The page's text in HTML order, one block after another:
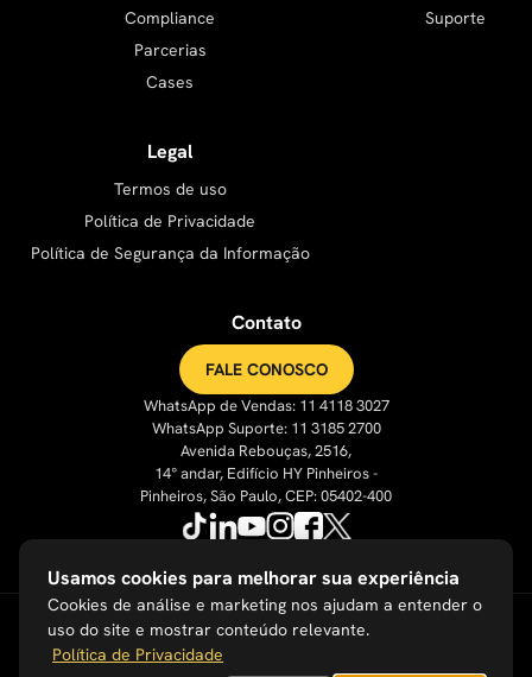
Compliance
Parcerias
Cases
Suporte
Legal
Termos de uso
Política de Privacidade
Política de Segurança da Informação
Contato
FALE CONOSCO
WhatsApp de Vendas: 11 4118 3027
WhatsApp Suporte: 11 3185 2700
Avenida Rebouças, 2516,
14° andar, Edifício HY Pinheiros -
Pinheiros, São Paulo, CEP: 05402-400
Usamos cookies para melhorar sua experiência
Cookies de análise e marketing nos ajudam a entender o
uso do site e mostrar conteúdo relevante.
Política de Privacidade